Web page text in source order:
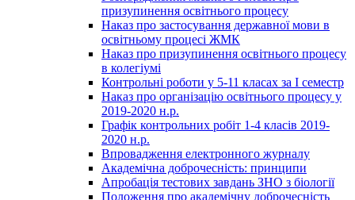
призупинення освітнього процесу
Наказ про застосування державної мови в
освітньому процесі ЖМК
Наказ про призупинення освітнього процесу
в колегіумі
Контрольні роботи у 5-11 класах за І семестр
Наказ про організацію освітнього процесу у
2019-2020 н.р.
Графік контрольних робіт 1-4 класів 2019-
2020 н.р.
Впровадження електронного журналу
Академічна доброчесність: принципи
Апробація тестових завдань ЗНО з біології
Положення про академічну доброчесність